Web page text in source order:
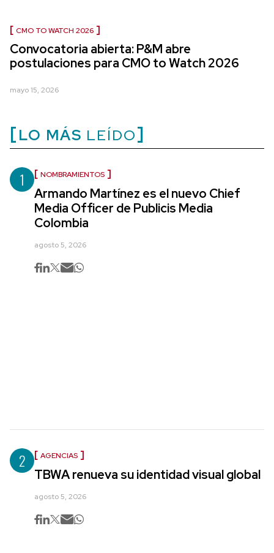
CMO TO WATCH 2026
Convocatoria abierta: P&M abre
postulaciones para CMO to Watch 2026
mayo 15, 2026
LO MÁS LEÍDO
1 NOMBRAMIENTOS
Armando Martínez es el nuevo Chief
Media Officer de Publicis Media
Colombia
agosto 5, 2026
2 AGENCIAS
TBWA renueva su identidad visual global
agosto 5, 2026